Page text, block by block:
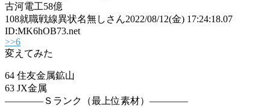
古河電工58億
108就職戦線異状名無しさん2022/08/12(金) 17:24:18.07
ID:MK6hOB73.net
>>6
変えてみた
64 住友金属鉱山
63 JX金属
――――Ｓランク（最上位素材）――――